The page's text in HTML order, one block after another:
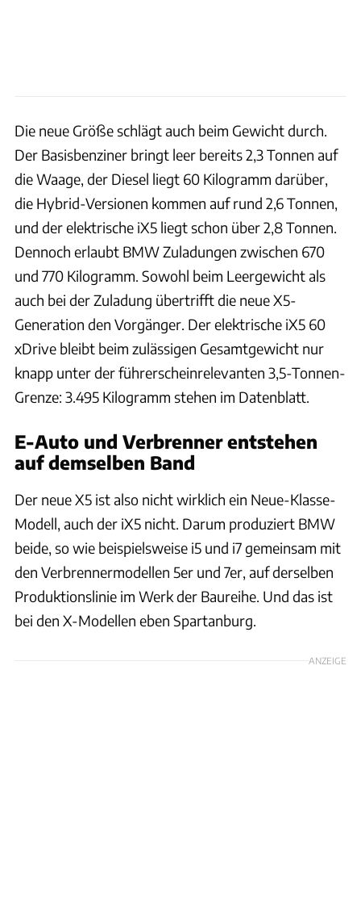
Die neue Größe schlägt auch beim Gewicht durch.
Der Basisbenziner bringt leer bereits 2,3 Tonnen auf
die Waage, der Diesel liegt 60 Kilogramm darüber,
die Hybrid-Versionen kommen auf rund 2,6 Tonnen,
und der elektrische iX5 liegt schon über 2,8 Tonnen.
Dennoch erlaubt BMW Zuladungen zwischen 670
und 770 Kilogramm. Sowohl beim Leergewicht als
auch bei der Zuladung übertrifft die neue X5-
Generation den Vorgänger. Der elektrische iX5 60
xDrive bleibt beim zulässigen Gesamtgewicht nur
knapp unter der führerscheinrelevanten 3,5-Tonnen-
Grenze: 3.495 Kilogramm stehen im Datenblatt.
E-Auto und Verbrenner entstehen
auf demselben Band
Der neue X5 ist also nicht wirklich ein Neue-Klasse-
Modell, auch der iX5 nicht. Darum produziert BMW
beide, so wie beispielsweise i5 und i7 gemeinsam mit
den Verbrennermodellen 5er und 7er, auf derselben
Produktionslinie im Werk der Baureihe. Und das ist
bei den X-Modellen eben Spartanburg.
ANZEIGE